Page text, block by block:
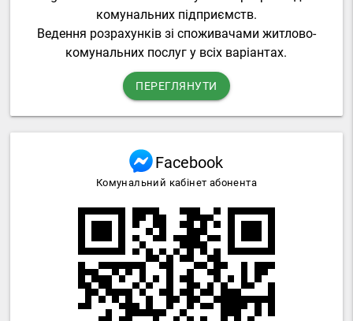
комунальних підприємств.
Ведення розрахунків зі споживачами житлово-
комунальних послуг у всіх варіантах.
ПЕРЕГЛЯНУТИ
Facebook
Комунальний кабінет абонента